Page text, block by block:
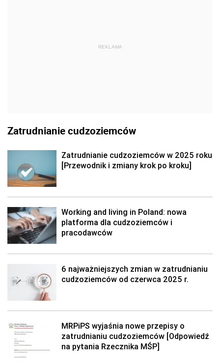
REKLAMA
Zatrudnianie cudzoziemców
Zatrudnianie cudzoziemców w 2025 roku
[Przewodnik i zmiany krok po kroku]
Working and living in Poland: nowa
platforma dla cudzoziemców i
pracodawców
6 najważniejszych zmian w zatrudnianiu
cudzoziemców od czerwca 2025 r.
MRPiPS wyjaśnia nowe przepisy o
zatrudnianiu cudzoziemców [Odpowiedź
na pytania Rzecznika MŚP]